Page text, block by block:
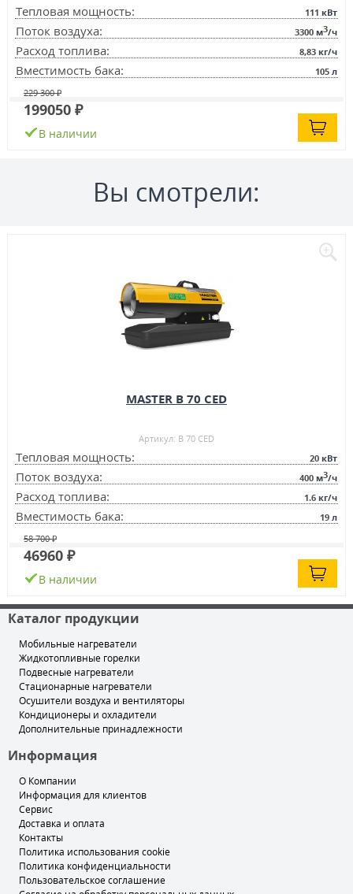
Тепловая мощность: 111 кВт
Поток воздуха: 3300 м3/ч
Расход топлива: 8,83 кг/ч
Вместимость бака: 105 л
229 300 ₽
199050 ₽
В наличии
Вы смотрели:
MASTER B 70 CED
Артикул: B 70 CED
Тепловая мощность: 20 кВт
Поток воздуха: 400м3/ч
Расход топлива: 1.6 кг/ч
Вместимость бака: 19 л
58 700 ₽
46960 ₽
В наличии
Каталог продукции
Мобильные нагреватели
Жидкотопливные горелки
Подвесные нагреватели
Стационарные нагреватели
Осушители воздуха и вентиляторы
Кондиционеры и охладители
Дополнительные принадлежности
Информация
О Компании
Информация для клиентов
Сервис
Доставка и оплата
Контакты
Политика использования cookie
Политика конфиденциальности
Пользовательское соглашение